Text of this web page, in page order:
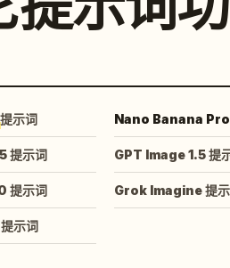
示词 Nano Banana Pro
提示词 GPT Image 1.5 提
提示词 Grok Imagine 提
示词